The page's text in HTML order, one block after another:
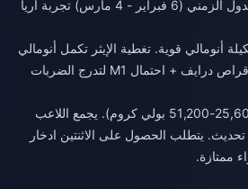
المهاجمين الحاليين. يتيح الجدول الزمني (6 فبراير - 4 مارس) تجربة آريا
أنومالي قوية. تغطية الإيثر تكمل أنومالي
الكهرباء/النار. تتطلب جمع أقراص درايف + احتمال M1 لتدرج الضربات
: 160-320 سحبة (25,600-51,200 بولي كروم). يجمع اللاعب
سحبة لكل تحديث. يتطلب الحصول على الاثنتين ادخار